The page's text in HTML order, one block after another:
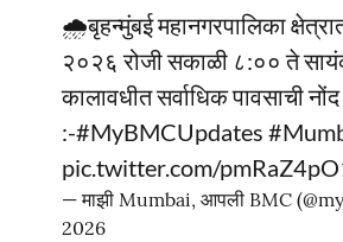
🌧️बृहन्मुंबई महानगरपालिका
२०२६ रोजी सकाळी ८:०० ते
कालावधीत सर्वाधिक पावसाची
:-#MyBMCUpdates
pic.twitter.com/
— माझी Mumbai, आपली BMC
2026